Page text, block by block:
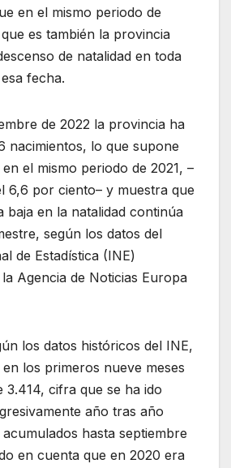
en el mismo periodo de
es también la provincia
de natalidad en toda
fecha.
de 2022 la provincia ha
nacimientos, lo que supone
el mismo periodo de 2021, –
6,6 por ciento– y muestra que
baja en la natalidad continúa
según los datos del
de Estadística (INE)
Agencia de Noticias Europa
los datos históricos del INE,
los primeros nueve meses
3.414, cifra que se ha ido
año tras año
hasta septiembre
en cuenta que en 2020 era